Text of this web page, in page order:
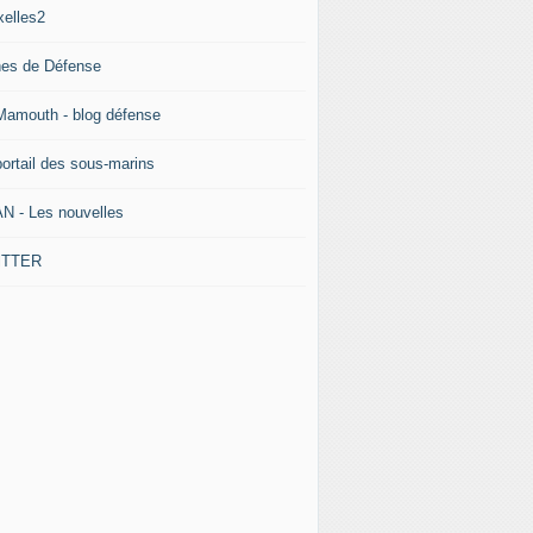
de Défense
- blog défense
des sous-marins
- Les nouvelles